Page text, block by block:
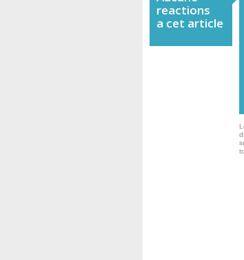
reactions
a cet article